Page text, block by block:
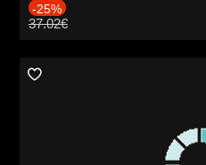
-25%
37.02€